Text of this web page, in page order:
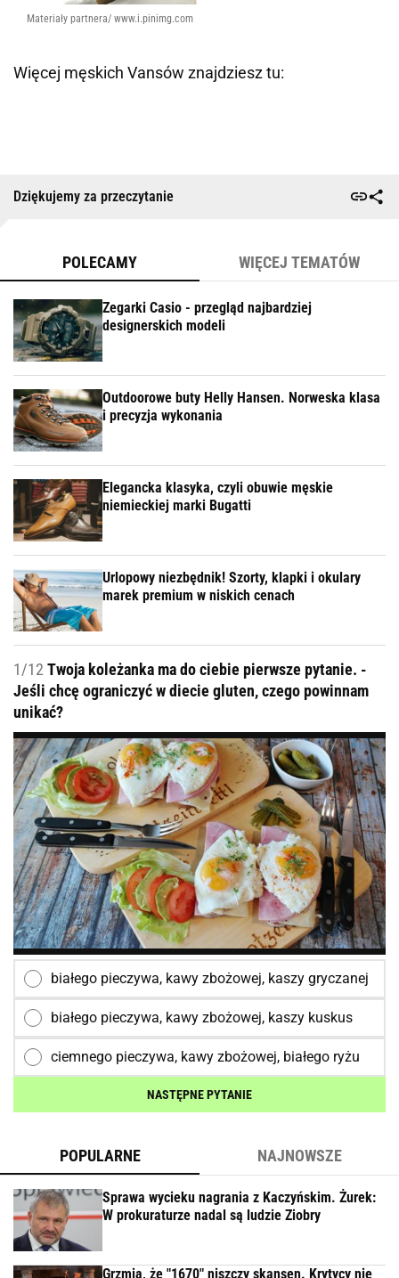
Materiały partnera/ www.i.pinimg.com
Więcej męskich Vansów znajdziesz tu:
Dziękujemy za przeczytanie
POLECAMY WIĘCEJ TEMATÓW
Zegarki Casio - przegląd najbardziej
designerskich modeli
Outdoorowe buty Helly Hansen. Norweska klasa
i precyzja wykonania
Elegancka klasyka, czyli obuwie męskie
niemieckiej marki Bugatti
Urlopowy niezbędnik! Szorty, klapki i okulary
marek premium w niskich cenach
1/12 Twoja koleżanka ma do ciebie pierwsze pytanie. -
Jeśli chcę ograniczyć w diecie gluten, czego powinnam
unikać?
białego pieczywa, kawy zbożowej, kaszy gryczanej
białego pieczywa, kawy zbożowej, kaszy kuskus
ciemnego pieczywa, kawy zbożowej, białego ryżu
NASTĘPNE PYTANIE
POPULARNE NAJNOWSZE
Sprawa wycieku nagrania z Kaczyńskim. Żurek:
W prokuraturze nadal są ludzie Ziobry
Grzmią, że "1670" niszczy skansen. Krytycy nie